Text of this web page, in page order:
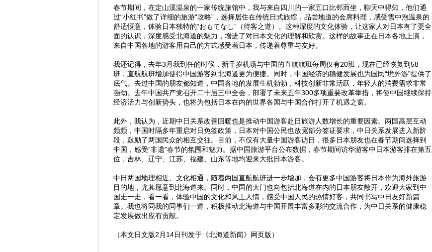
春节期间，在定山溪温泉的一家传统旅馆中，我与来自四川的一家五口比邻而坐，聊天中得知，他们通
过“小红书”做了详细的旅游“攻略”，选择居住在传统日式旅馆，品尝地道的会席料理，感受雪中泡温泉的
舒适惬意，体验日本独特的“おもてなし”（待客之道）。这种深度的文化体验，让这家人对日本有了更全
面的认识，深度感受北海道的魅力，增进了对日本文化的理解和欣赏。这样的故事正在日本各地上演，
来自中国各地的游客用自己的方式感受着日本，传递着尊重与友好。
我还记得，去年3月我到任的时候，新千岁机场与中国的直航航班每周仅有20班，现在已经恢复到58
班，直航航班增加使得中国游客到北海道更为便捷。同时，中国经济的稳健发展也为国民“境外游”提供了
底气。去过中国的朋友都知道，中国各地的发展生机勃勃，科技创新非常活跃，年轻人的消费需求非常
强劲。去年中国共产党召开二十届三中全会，部署了未来五年300多项重要改革举措，将使中国继续保持
经济活力与创新势头，也将为包括日本在内的世界各国与中国合作打开了机遇之窗。
此外，我认为，近期中日关系改善回暖也是推动中国游客赴日旅游人数增长的重要因素。两国高层互动
频频，中国时隔多年重启对日免签政策，日本对中国公民也放宽部分签证要求，中日关系发展进入新阶
段，鼓励了两国民众的相互交往。目前，不仅有大量中国游客访日，很多日本朋友也在春节期间选择到
中国，感受“非遗”春节的氛围和魅力。据中国旅游平台公布数据，春节期间访华游客中日本游客排在第五
位，吉林、辽宁、江苏、福建、山东等地均迎来大批日本游客。
中日两国地理相近、文化相通，随着两国直航航班进一步增加，会有更多中国游客将日本作为海外旅游
目的地，尤其愿意到北海道来。同时，中国的大门也向包括北海道在内的日本朋友敞开，欢迎大家到中
国走一走，看一看，体验中国的文化和风土人情，感受中国人民的热情好客，共同书写中日友好新篇
章。我也将同我的同事们一道，积极推动北海道与中国开展丰富多彩的交流合作，为中日关系的健康稳
定发展做出应有贡献。
（本文日文版2月14日刊发于《北海道新闻》网页版）